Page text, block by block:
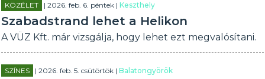
KÖZÉLET | 2026. feb. 6. péntek |Keszthely
Szabadstrand lehet a Helikon
A VÜZ Kft. már vizsgálja, hogy lehet ezt megvalósítani.
SZÍNES | 2026. feb. 5. csütörtök |Balatongyörök